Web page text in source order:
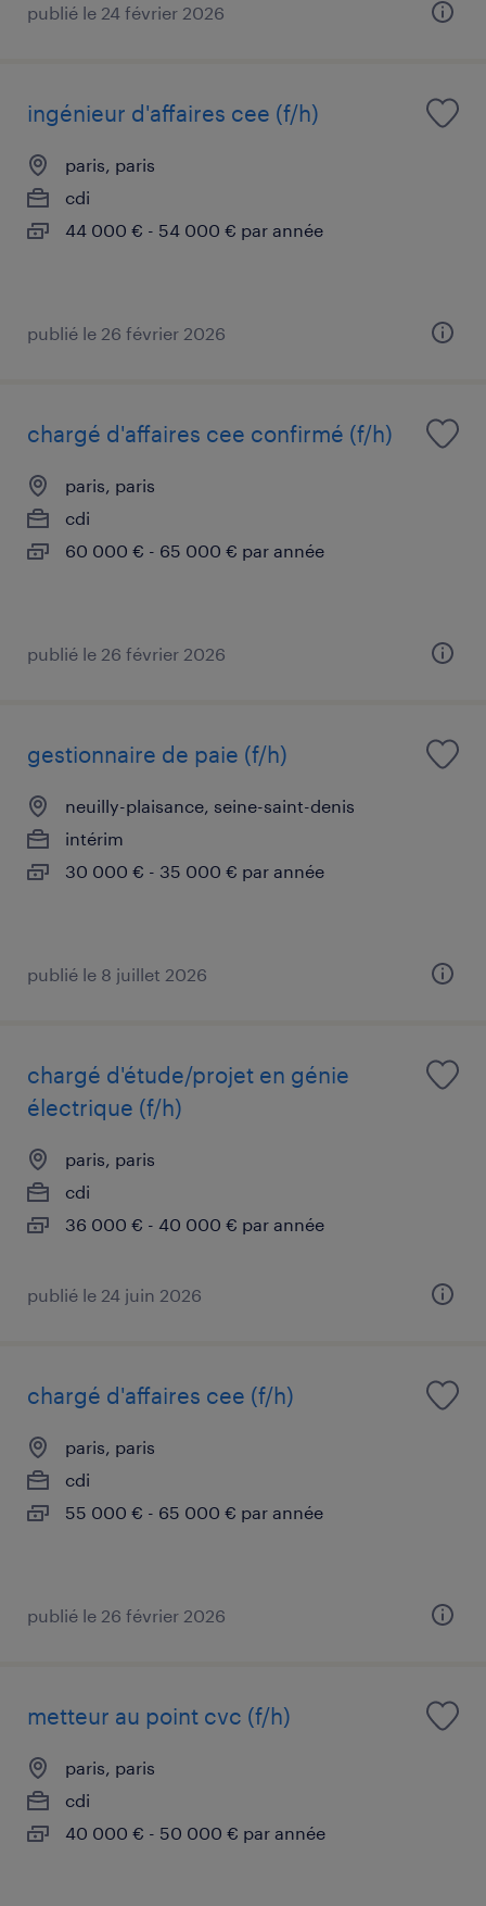
publié le 24 février 2026
ingénieur d'affaires cee (f/h)
paris, paris
cdi
44 000 € - 54 000 € par année
publié le 26 février 2026
chargé d'affaires cee confirmé (f/h)
paris, paris
cdi
60 000 € - 65 000 € par année
publié le 26 février 2026
gestionnaire de paie (f/h)
neuilly-plaisance, seine-saint-denis
intérim
30 000 € - 35 000 € par année
publié le 8 juillet 2026
chargé d'étude/projet en génie
électrique (f/h)
paris, paris
cdi
36 000 € - 40 000 € par année
publié le 24 juin 2026
chargé d'affaires cee (f/h)
paris, paris
cdi
55 000 € - 65 000 € par année
publié le 26 février 2026
metteur au point cvc (f/h)
paris, paris
cdi
40 000 € - 50 000 € par année